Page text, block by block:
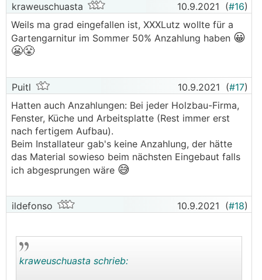
kraweuschuasta 10.9.2021 (#16)
Weils ma grad eingefallen ist, XXXLutz wollte für a
Gartengarnitur im Sommer 50% Anzahlung haben 😀
😬😤
Puitl 10.9.2021 (#17)
Hatten auch Anzahlungen: Bei jeder Holzbau-Firma,
Fenster, Küche und Arbeitsplatte (Rest immer erst
nach fertigem Aufbau).
Beim Installateur gab's keine Anzahlung, der hätte
das Material sowieso beim nächsten Eingebaut falls
ich abgesprungen wäre 😅
ildefonso 10.9.2021 (#18)
kraweuschuasta schrieb: